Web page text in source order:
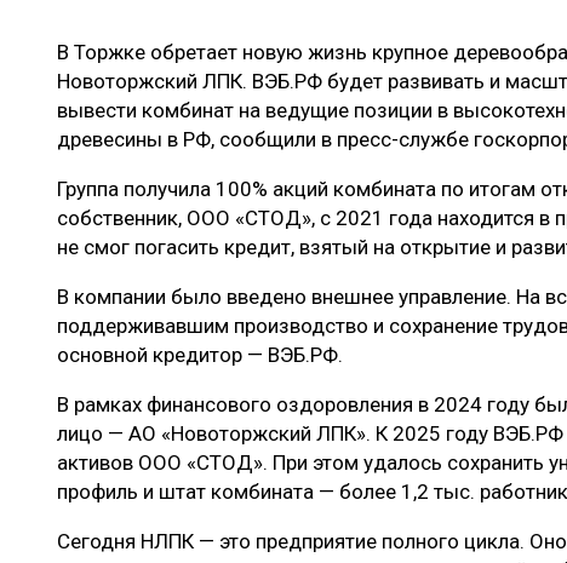
ЛОГИСТИКА
ПРОИЗВОДСТВО ДРЕВЕСНЫХ ПЛИТ
ЦБП
МЕБЕЛЬНОЕ
ЭКСПЕРТНОЕ МНЕНИЕ
В Торжке обретает новую жизнь крупное
Новоторжский ЛПК. ВЭБ.РФ будет развивать и
вывести комбинат на ведущие позиции в
древесины в РФ, сообщили в пресс-службе
Группа получила 100% акций комбината по итогам
собственник, ООО «СТОД», с 2021 года находится в
не смог погасить кредит, взятый на открытие и
В компании было введено внешнее управление. На
поддерживавшим производство и сохранение
основной кредитор — ВЭБ.РФ.
В рамках финансового оздоровления в 2024 году
лицо — АО «Новоторжский ЛПК». К 2025 году
активов ООО «СТОД». При этом удалось сохранить
профиль и штат комбината — более 1,2 тыс.
Сегодня НЛПК — это предприятие полного цикла.